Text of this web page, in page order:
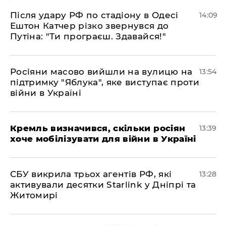
Після удару РФ по стадіону в Одесі
Ештон Катчер різко звернувся до
Путіна: "Ти програєш. Здавайся!"
14:09
Росіяни масово вийшли на вулицю на
підтримку "Яблука", яке виступає проти
війни в Україні
13:54
Кремль визначився, скільки росіян
хоче мобілізувати для війни в Україні
13:39
СБУ викрила трьох агентів РФ, які
активували десятки Starlink у Дніпрі та
Житомирі
13:28